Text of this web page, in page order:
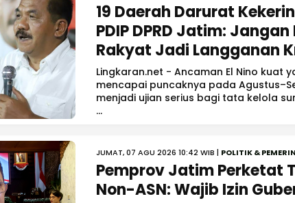
19 Daerah Darurat
PDIP DPRD Jatim:
Rakyat Jadi Langganan
Lingkaran.net - Ancaman El Nino kuat
mencapai puncaknya pada
menjadi ujian serius bagi tata kelola
...
JUMAT, 07 AGU 2026 10:42 WIB | POLITIK &
Pemprov Jatim Perketat
Non-ASN: Wajib Izin